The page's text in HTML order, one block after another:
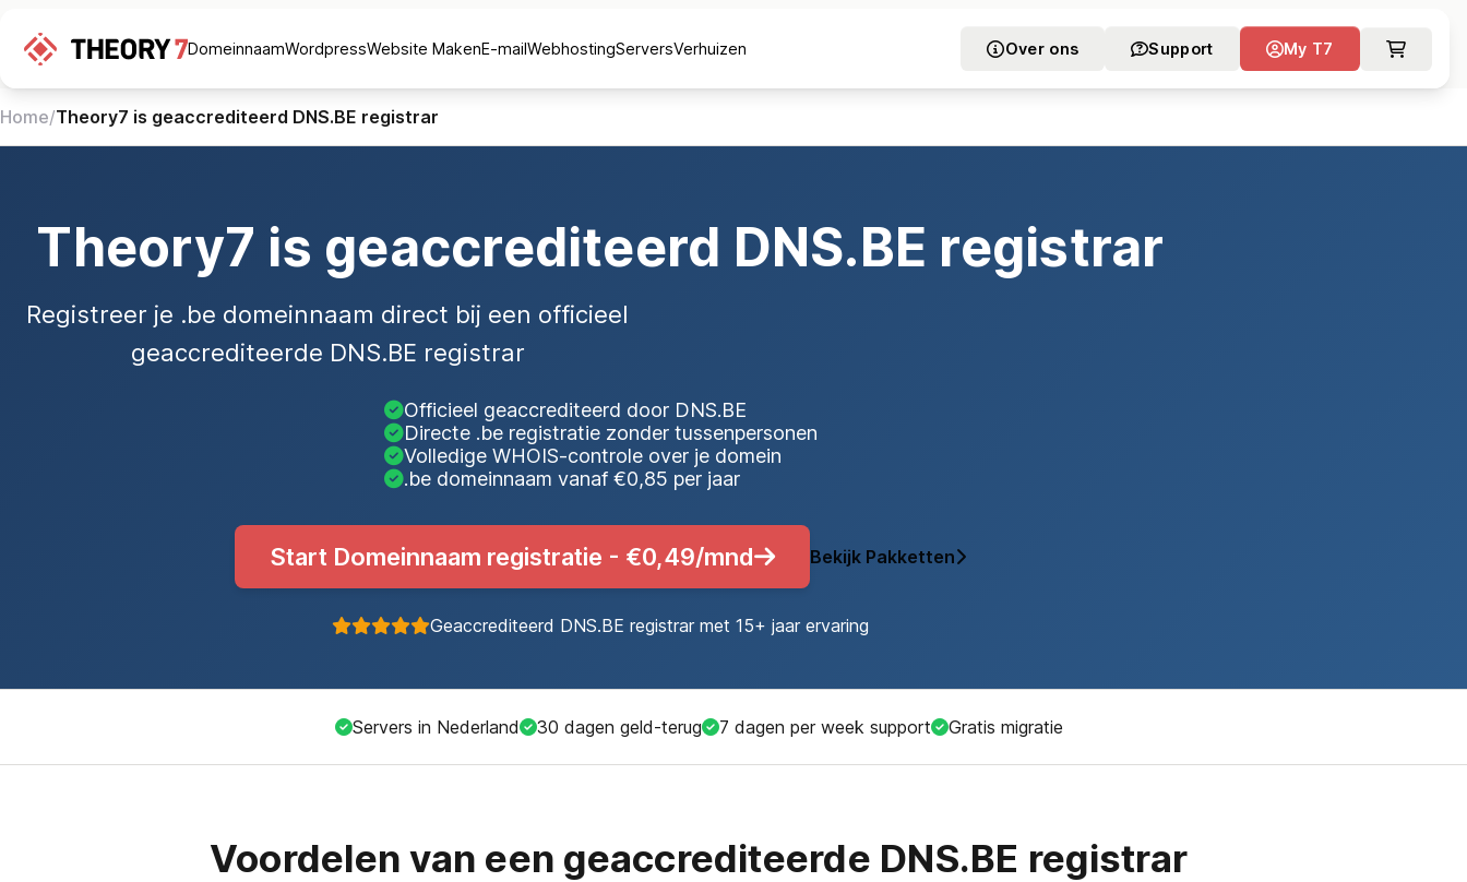
DomeinnaamWordpressWebsite MakenE-mailWebhostingServersVerhuizen Over ons Support My T7
Home/Theory7 is geaccrediteerd DNS.BE registrar
Theory7 is geaccrediteerd DNS.BE registrar
Registreer je .be domeinnaam direct bij een officieel
geaccrediteerde DNS.BE registrar
Officieel geaccrediteerd door DNS.BE
Directe .be registratie zonder tussenpersonen
Volledige WHOIS-controle over je domein
.be domeinnaam vanaf €0,85 per jaar
Start Domeinnaam registratie - €0,49/mnd Bekijk Pakketten
Geaccrediteerd DNS.BE registrar met 15+ jaar ervaring
Servers in Nederland 30 dagen geld-terug 7 dagen per week support Gratis migratie
Voordelen van een geaccrediteerde DNS.BE registrar